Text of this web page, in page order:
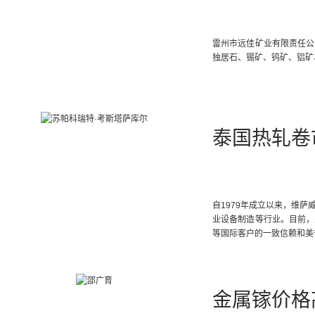
雷州市远佳矿业有限责任
独居石、锡矿、钨矿、铝
泰国热轧
自1979年成立以来，维萨
业设备制造等行业。目前
等国际客户的一致信赖和
金属镓价